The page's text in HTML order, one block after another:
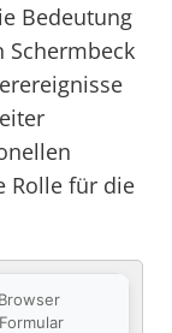
Bedeutung
Schermbeck
Rolle für die